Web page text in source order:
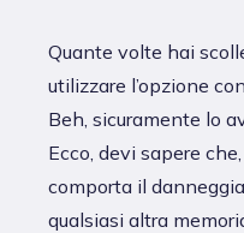
Quante volte hai
utilizzare l’opzione
Beh, sicuramente lo
Ecco, devi sapere
comporta il
qualsiasi altra